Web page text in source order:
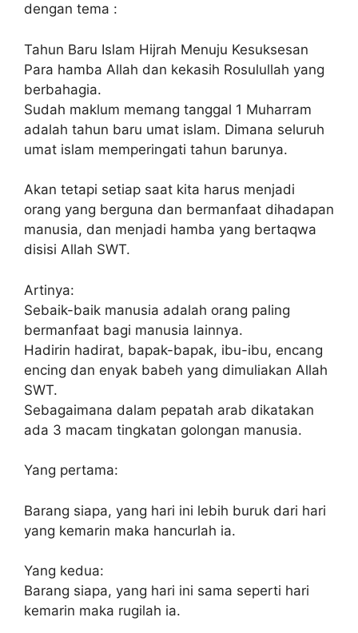
dengan tema :
Tahun Baru Islam Hijrah Menuju Kesuksesan
Para hamba Allah dan kekasih Rosulullah yang
berbahagia.
Sudah maklum memang tanggal 1 Muharram
adalah tahun baru umat islam. Dimana seluruh
umat islam memperingati tahun barunya.
Akan tetapi setiap saat kita harus menjadi
orang yang berguna dan bermanfaat dihadapan
manusia, dan menjadi hamba yang bertaqwa
disisi Allah SWT.
Artinya:
Sebaik-baik manusia adalah orang paling
bermanfaat bagi manusia lainnya.
Hadirin hadirat, bapak-bapak, ibu-ibu, encang
encing dan enyak babeh yang dimuliakan Allah
SWT.
Sebagaimana dalam pepatah arab dikatakan
ada 3 macam tingkatan golongan manusia.
Yang pertama:
Barang siapa, yang hari ini lebih buruk dari hari
yang kemarin maka hancurlah ia.
Yang kedua:
Barang siapa, yang hari ini sama seperti hari
kemarin maka rugilah ia.